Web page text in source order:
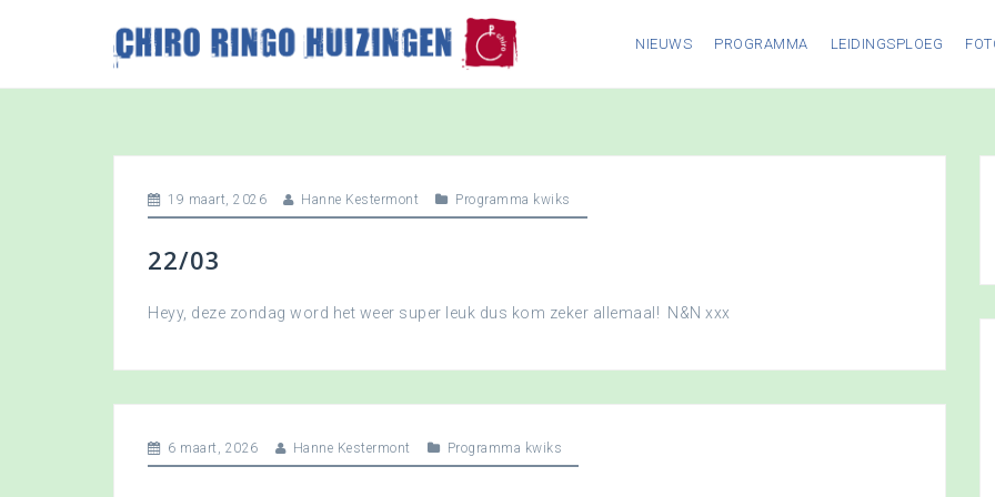
p
NIEUWS PROGRAMMA LEIDINGSPLOEG
19 maart, 2026 Hanne Kestermont Programma kwiks
22/03
Heyy, deze zondag word het weer super leuk dus kom zeker allemaal! N&N xxx
6 maart, 2026 Hanne Kestermont Programma kwiks